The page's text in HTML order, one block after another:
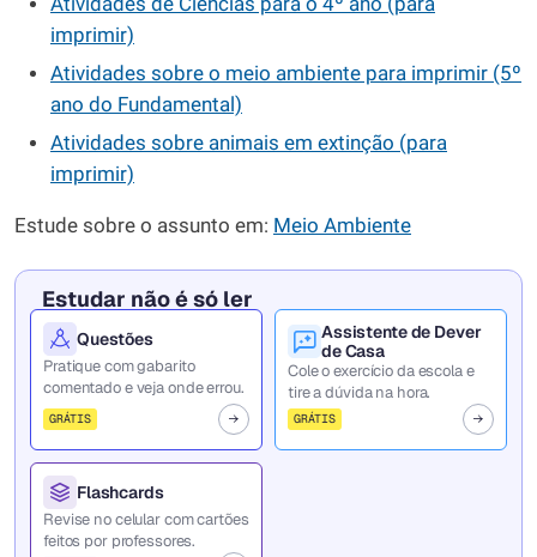
imprimir)
Atividades sobre o meio ambiente para imprimir (5º
ano do Fundamental)
Atividades sobre animais em extinção (para
imprimir)
Estude sobre o assunto em: Meio Ambiente
Estudar não é só ler
Questões
Pratique com gabarito
comentado e veja onde errou.
GRÁTIS
Assistente de Dever
de Casa
Cole o exercício da escola e
tire a dúvida na hora.
GRÁTIS
Flashcards
Revise no celular com cartões
feitos por professores.